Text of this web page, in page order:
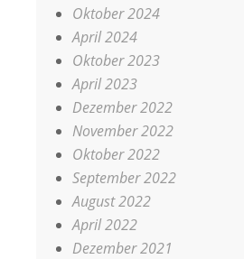
Oktober 2024
April 2024
Oktober 2023
April 2023
Dezember 2022
November 2022
Oktober 2022
September 2022
August 2022
April 2022
Dezember 2021